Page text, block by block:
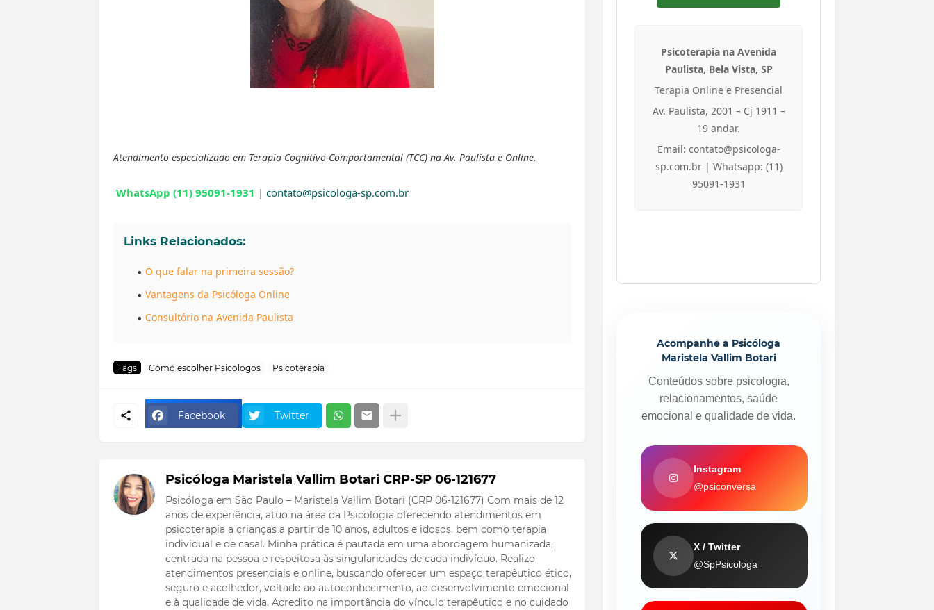
Atendimento especializado em Terapia Cognitivo-Comportamental (TCC) na Av. Paulista e Online.
WhatsApp (11) 95091-1931 | contato@psicologa-sp.com.br
Links Relacionados:
O que falar na primeira sessão?
Vantagens da Psicóloga Online
Consultório na Avenida Paulista
Tags Como escolher Psicologos Psicoterapia
Facebook Twitter
Psicóloga Maristela Vallim Botari CRP-SP 06-121677
Psicóloga em São Paulo – Maristela Vallim Botari (CRP 06-121677) Com mais de 12
anos de experiência, atuo na área da Psicologia oferecendo atendimentos em
psicoterapia a crianças a partir de 10 anos, adultos e idosos, bem como terapia
individual e de casal. Minha prática é pautada em uma abordagem humanizada,
centrada na pessoa e respeitosa às singularidades de cada indivíduo. Realizo
atendimentos presenciais e online, buscando oferecer um espaço terapêutico ético,
seguro e acolhedor, voltado ao autoconhecimento, ao desenvolvimento emocional
e à qualidade de vida. Acredito na importância do vínculo terapêutico e no cuidado
Psicoterapia na Avenida
Paulista, Bela Vista, SP
Terapia Online e Presencial
Av. Paulista, 2001 – Cj 1911 –
19 andar.
Email: contato@psicologa-
sp.com.br | Whatsapp: (11)
95091-1931
Acompanhe a Psicóloga
Maristela Vallim Botari
Conteúdos sobre psicologia,
relacionamentos, saúde
emocional e qualidade de vida.
Instagram
@psiconversa
X / Twitter
@SpPsicologa